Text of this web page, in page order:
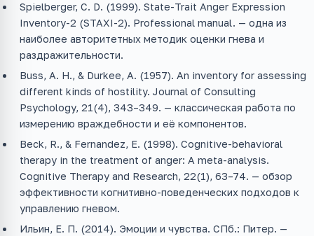
Spielberger, C. D. (1999). State-Trait Anger Expression
Inventory-2 (STAXI-2). Professional manual. — одна из
наиболее авторитетных методик оценки гнева и
раздражительности.
Buss, A. H., & Durkee, A. (1957). An inventory for assessing
different kinds of hostility. Journal of Consulting
Psychology, 21(4), 343–349. — классическая работа по
измерению враждебности и её компонентов.
Beck, R., & Fernandez, E. (1998). Cognitive-behavioral
therapy in the treatment of anger: A meta-analysis.
Cognitive Therapy and Research, 22(1), 63–74. — обзор
эффективности когнитивно-поведенческих подходов к
управлению гневом.
Ильин, Е. П. (2014). Эмоции и чувства. СПб.: Питер. —